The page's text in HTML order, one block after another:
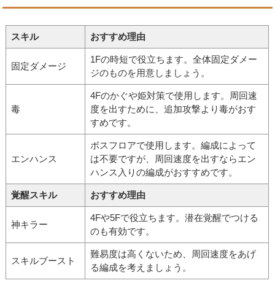
スキル おすすめ理由
固定ダメージ
1Fの時短で役立ちます。全体固定ダメー
ジのものを用意しましょう。
毒
4Fのかぐや姫対策で使用します。周回速
度を出すために、追加攻撃より毒がおす
すめです。
エンハンス
ボスフロアで使用します。編成によって
は不要ですが、周回速度を出すならエン
ハンス入りの編成がおすすめです。
覚醒スキル おすすめ理由
神キラー
4Fや5Fで役立ちます。潜在覚醒でつける
のも有効です。
スキルブースト
難易度は高くないため、周回速度をあげ
る編成を考えましょう。